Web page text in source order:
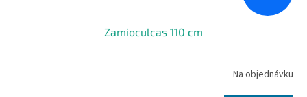
Zamioculcas 110 cm
Na objednávku